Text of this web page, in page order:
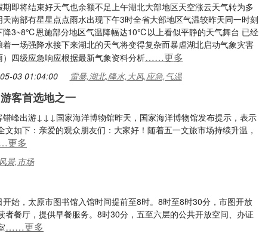
期即将结束好天气也余额不足上午湖北大部地区天空涨云天气转为多
天南部有星星点点雨水出现下午3时全省大部地区气温较昨天同一时刻
降3~8℃恩施部分地区气温降幅达10℃以上看似平静的天气舞台 已经
着一场强降水接下来湖北的天气将变得复杂而暴虐湖北启动气象灾害
）四级应急响应根据最新气象资料分析……更多
03 01:04:00 雷暴,湖北,降水,大风,应急,气温
客首选地之一
错峰出游↓↓↓国家海洋博物馆昨天，国家海洋博物馆发布提示，表示
如下：亲爱的观众朋友们：大家好！随着五一文旅市场持续升温，
更多
景,市场
始，太原市图书馆入馆时间提前至8时。8时至8时30分，市图开放
餐厅，提供早餐服务。8时30分，五至六层的公共开放空间、办证
……更多